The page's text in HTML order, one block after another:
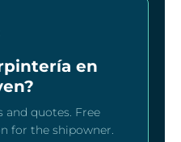
en
quotes. Free
for the shipowner.